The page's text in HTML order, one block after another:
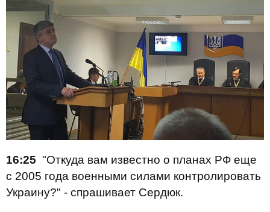
16:25 "Откуда вам известно о планах РФ еще
с 2005 года военными силами контролировать
Украину?" - спрашивает Сердюк.